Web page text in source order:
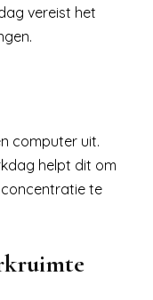
vereist het
computer uit.
helpt dit om
te